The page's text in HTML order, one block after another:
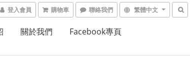
登入會員 購物車 聯絡我們 繁體中文
關於我們 Facebook專頁